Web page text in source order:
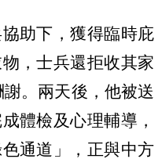
助下，獲得臨時庇
，士兵還拒收其家
。兩天後，他被送
體檢及心理輔導，
通道」，正與中方